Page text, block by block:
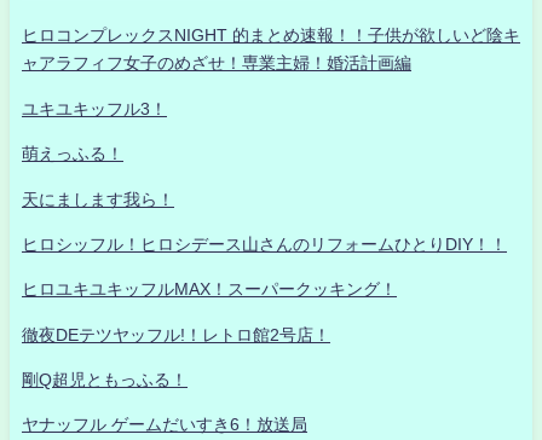
ヒロコンプレックスNIGHT 的まとめ速報！！子供が欲しいど陰キ
ャアラフィフ女子のめざせ！専業主婦！婚活計画編
ユキユキッフル3！
萌えっふる！
天にまします我ら！
ヒロシッフル！ヒロシデース山さんのリフォームひとりDIY！！
ヒロユキユキッフルMAX！スーパークッキング！
徹夜DEテツヤッフル!！レトロ館2号店！
剛Q超児ともっふる！
ヤナッフル ゲームだいすき6！放送局